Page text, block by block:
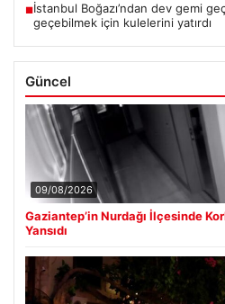
■İstanbul Boğazı’ndan dev gemi
geçebilmek için kulelerini yatırdı
Güncel
09/08/2026
Gaziantep’in Nurdağı İlçesinde
Yansıdı